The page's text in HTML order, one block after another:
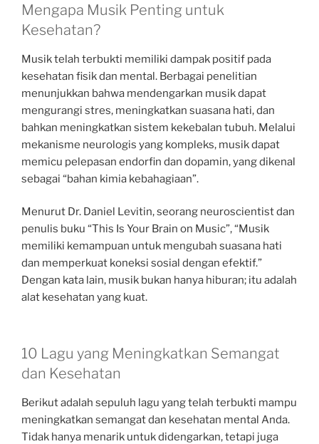
Mengapa Musik Penting untuk
Kesehatan?
Musik telah terbukti memiliki dampak positif pada
kesehatan fisik dan mental. Berbagai penelitian
menunjukkan bahwa mendengarkan musik dapat
mengurangi stres, meningkatkan suasana hati, dan
bahkan meningkatkan sistem kekebalan tubuh. Melalui
mekanisme neurologis yang kompleks, musik dapat
memicu pelepasan endorfin dan dopamin, yang dikenal
sebagai “bahan kimia kebahagiaan”.
Menurut Dr. Daniel Levitin, seorang neuroscientist dan
penulis buku “This Is Your Brain on Music”, “Musik
memiliki kemampuan untuk mengubah suasana hati
dan memperkuat koneksi sosial dengan efektif.”
Dengan kata lain, musik bukan hanya hiburan; itu adalah
alat kesehatan yang kuat.
10 Lagu yang Meningkatkan Semangat
dan Kesehatan
Berikut adalah sepuluh lagu yang telah terbukti mampu
meningkatkan semangat dan kesehatan mental Anda.
Tidak hanya menarik untuk didengarkan, tetapi juga